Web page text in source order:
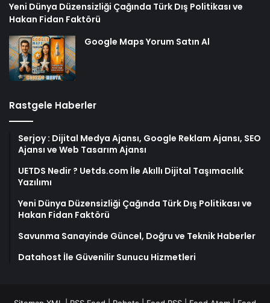
Yeni Dünya Düzensizliği Çağında Türk Dış Politikası ve
Hakan Fidan Faktörü
Google Maps Yorum Satın Al
Rastgele Haberler
Serjoy : Dijital Medya Ajansı, Google Reklam Ajansı, SEO
Ajansı ve Web Tasarım Ajansı
UETDS Nedir ? Uetds.com İle Akıllı Dijital Taşımacılık
Yazılımı
Yeni Dünya Düzensizliği Çağında Türk Dış Politikası ve
Hakan Fidan Faktörü
Savunma Sanayinde Güncel, Doğru ve Teknik Haberler
Datahost İle Güvenilir Sunucu Hizmetleri